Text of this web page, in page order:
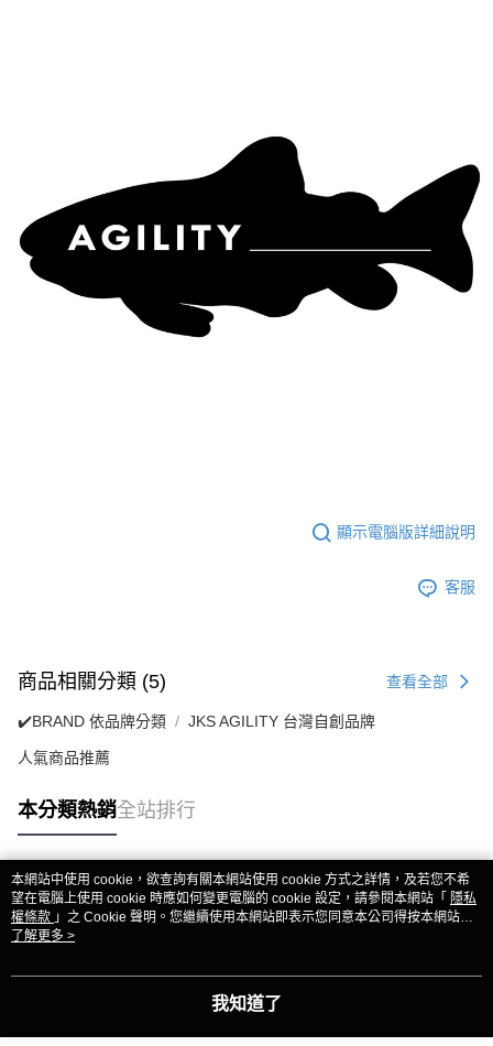
顯示電腦版詳細說明
客服
商品相關分類 (5) 查看全部
✔️BRAND 依品牌分類 JKS AGILITY 台灣自創品牌
人氣商品推薦
本分類熱銷全站排行
熱門標籤
本網站中使用 cookie，欲查詢有關本網站使用 cookie 方式之詳情，及若您不希
望在電腦上使用 cookie 時應如何變更電腦的 cookie 設定，請參閱本網站「 隱私
權條款 」之 Cookie 聲明。您繼續使用本網站即表示您同意本公司得按本網站使
用條款之 Cookie 聲明使用 cookie。
了解更多 >
我知道了